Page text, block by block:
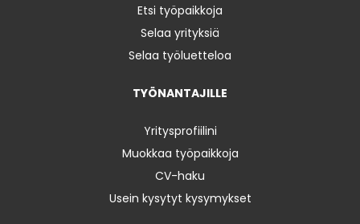
Etsi työpaikkoja
Selaa yrityksiä
Selaa työluetteloa
TYÖNANTAJILLE
Yritysprofiilini
Muokkaa työpaikkoja
CV-haku
Usein kysytyt kysymykset